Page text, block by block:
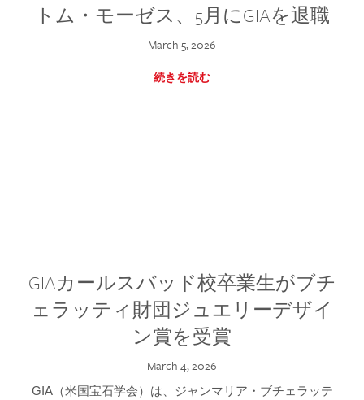
トム・モーゼス、5月にGIAを退職
March 5, 2026
続きを読む
GIAカールスバッド校卒業生がブチ
ェラッティ財団ジュエリーデザイ
ン賞を受賞
March 4, 2026
GIA（米国宝石学会）は、ジャンマリア・ブチェラッテ